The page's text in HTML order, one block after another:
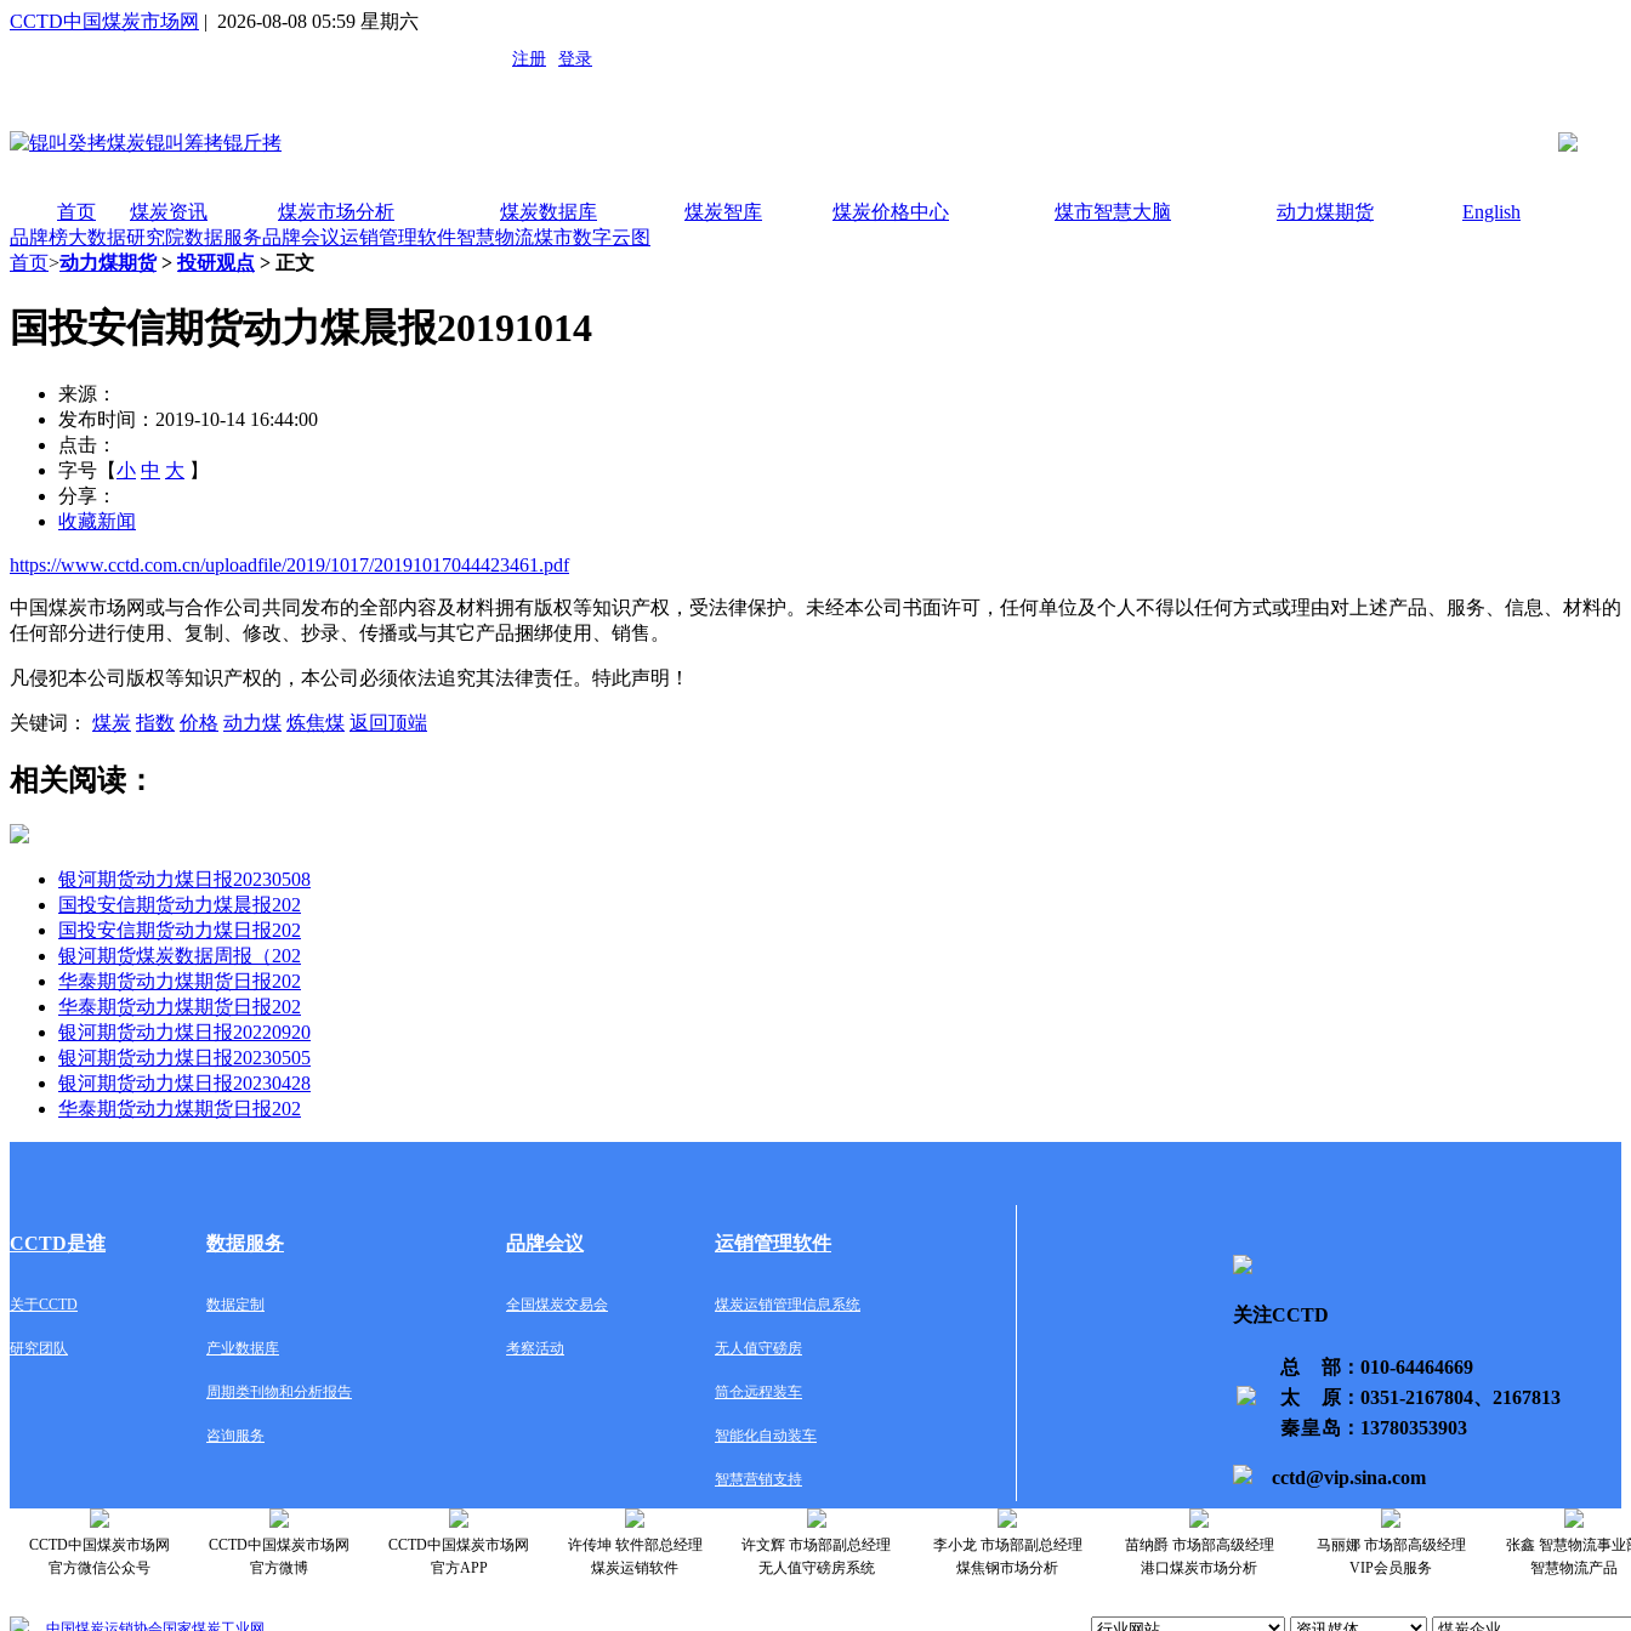
CCTD中国煤炭市场网 | 2026-08-08 05:59 星期六
首页 煤炭资讯 煤炭市场分析 煤炭数据库 煤炭智库 煤炭价格中心 煤市智慧大脑 动力煤期货
English
品牌榜大数据研究院数据服务品牌会议运销管理软件智慧物流煤市数字云图
首页>动力煤期货>投研观点 > 正文
国投安信期货动力煤晨报20191014
来源：
发布时间：2019-10-14 16:44:00
点击：
字号【小 中 大 】
分享：
收藏新闻
https://www.cctd.com.cn/uploadfile/2019/1017/20191017044423461.pdf
中国煤炭市场网或与合作公司共同发布的全部内容及材料拥有版权等知识产权，受法律保护。未经本公司书面许可，任何单位及个人不得以任何方式或理由对上述产品、服务、信息、材料的
任何部分进行使用、复制、修改、抄录、传播或与其它产品捆绑使用、销售。
凡侵犯本公司版权等知识产权的，本公司必须依法追究其法律责任。特此声明！
关键词： 煤炭 指数 价格 动力煤 炼焦煤 返回顶端
相关阅读：
银河期货动力煤日报20230508
国投安信期货动力煤晨报202
国投安信期货动力煤日报202
银河期货煤炭数据周报（202
华泰期货动力煤期货日报202
华泰期货动力煤期货日报202
银河期货动力煤日报20220920
银河期货动力煤日报20230505
银河期货动力煤日报20230428
华泰期货动力煤期货日报202
CCTD是谁 数据服务 品牌会议 运销管理软件
关于CCTD 数据定制 全国煤炭交易会 煤炭运销管理信息系统
研究团队 产业数据库 考察活动 无人值守磅房
周期类刊物和分析报告 筒仓远程装车
咨询服务 智能化自动装车
智慧营销支持
关注CCTD
总部 ：010-64464669
太原 ：0351-2167804、2167813
秦皇岛 ：13780353903
cctd@vip.sina.com
CCTD中国煤炭市场网
官方微信公众号
CCTD中国煤炭市场网
官方微博
CCTD中国煤炭市场网
官方APP
许传坤 软件部总经理
煤炭运销软件
许文辉 市场部副总经理
无人值守磅房系统
李小龙 市场部副总经理
煤焦钢市场分析
苗纳爵 市场部高级经理
港口煤炭市场分析
马丽娜 市场部高级经理
VIP会员服务
张鑫 智慧物流事业
智慧物流产品